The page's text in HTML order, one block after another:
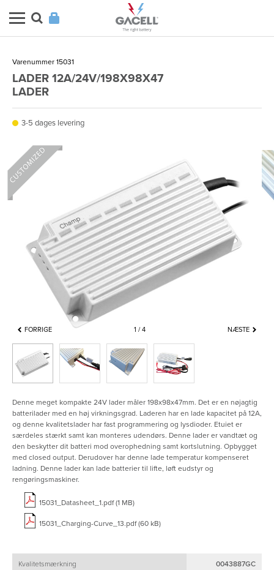
Varenummer 15031
LADER 12A/24V/198X98X47
LADER
3-5 dages levering
FORRIGE NÆSTE
1 4
Denne meget kompakte 24V lader måler 198x98x47mm. Det er en nøjagtig
batterilader med en høj virkningsgrad. Laderen har en lade kapacitet på 12A,
og denne kvalitetslader har fast programmering og lysdioder. Etuiet er
særdeles stærkt samt kan monteres udendørs. Denne lader er vandtæt og
den beskytter dit batteri mod overophedning samt kortslutning. Opbygget
med closed output. Derudover har denne lade temperatur kompenseret
ladning. Denne lader kan lade batterier til lifte, løft eudstyr og
rengøringsmaskiner.
15031_Datasheet_1.pdf (1 MB)
15031_Charging-Curve_13.pdf (60 kB)
Kvalitetsmærkning 0043887GC